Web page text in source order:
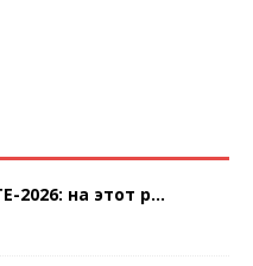
2026: на этот р...